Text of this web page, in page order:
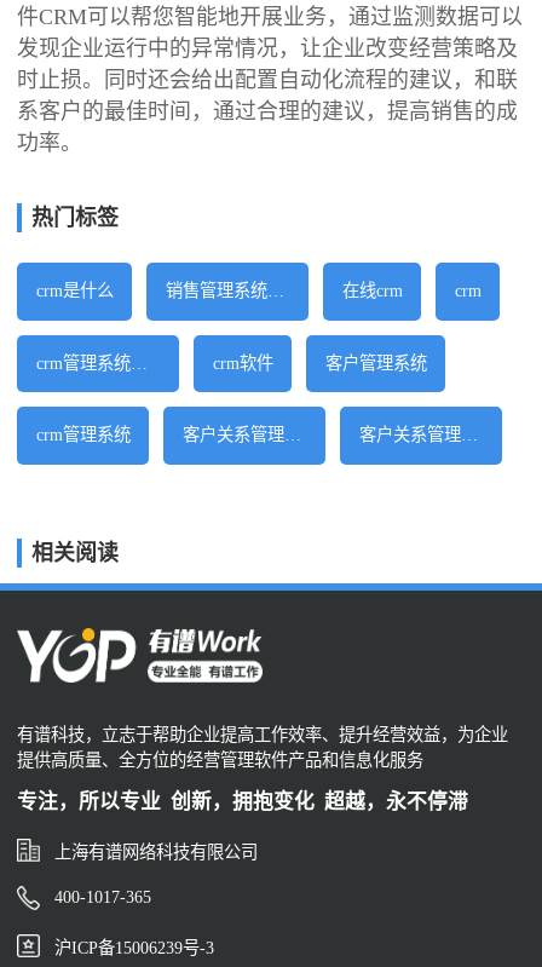
件CRM可以帮您智能地开展业务，通过监测数据可以
发现企业运行中的异常情况，让企业改变经营策略及
时止损。同时还会给出配置自动化流程的建议，和联
系客户的最佳时间，通过合理的建议，提高销售的成
功率。
热门标签
crm是什么 销售管理系统软件 在线crm crm
crm管理系统软件 crm软件 客户管理系统
crm管理系统 客户关系管理软件 客户关系管理系统
相关阅读
有谱科技，立志于帮助企业提高工作效率、提升经营效益，为企业
提供高质量、全方位的经营管理软件产品和信息化服务
专注，所以专业 创新，拥抱变化 超越，永不停滞
上海有谱网络科技有限公司
400-1017-365
沪ICP备15006239号-3